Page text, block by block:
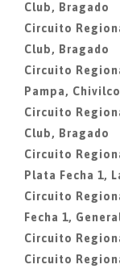
Club, Bragado
Circuito
Club, Bragado
Circuito
Pampa,
Circuito
Club, Bragado
Circuito
Plata Fecha 1,
Circuito
Fecha 1,
Circuito
Circuito